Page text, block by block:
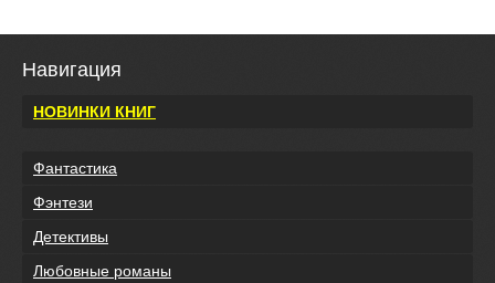
Навигация
НОВИНКИ КНИГ
Фантастика
Фэнтези
Детективы
Любовные романы